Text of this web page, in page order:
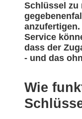
Schlüssel zu
Service
dass der
- und das
Wie